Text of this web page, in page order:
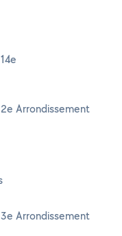
Arrondissement
Arrondissement